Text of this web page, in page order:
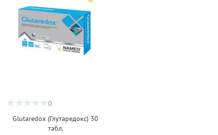
0
Glutaredox (Глутаредокс) 30
табл.